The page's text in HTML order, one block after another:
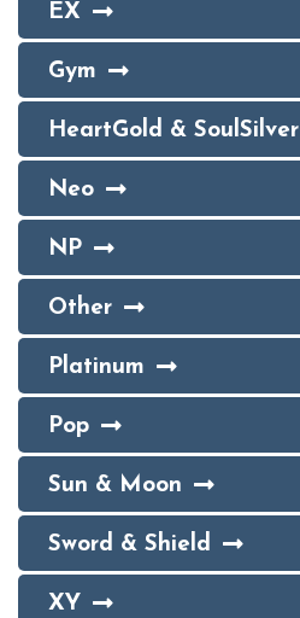
EX
Gym
HeartGold & SoulSilver
Neo
NP
Other
Platinum
Pop
Sun & Moon
Sword & Shield
XY